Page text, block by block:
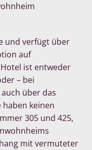
und verfügt über
auf
ist entweder
– bei
über das
keinen
305 und 425,
mit vermuteter